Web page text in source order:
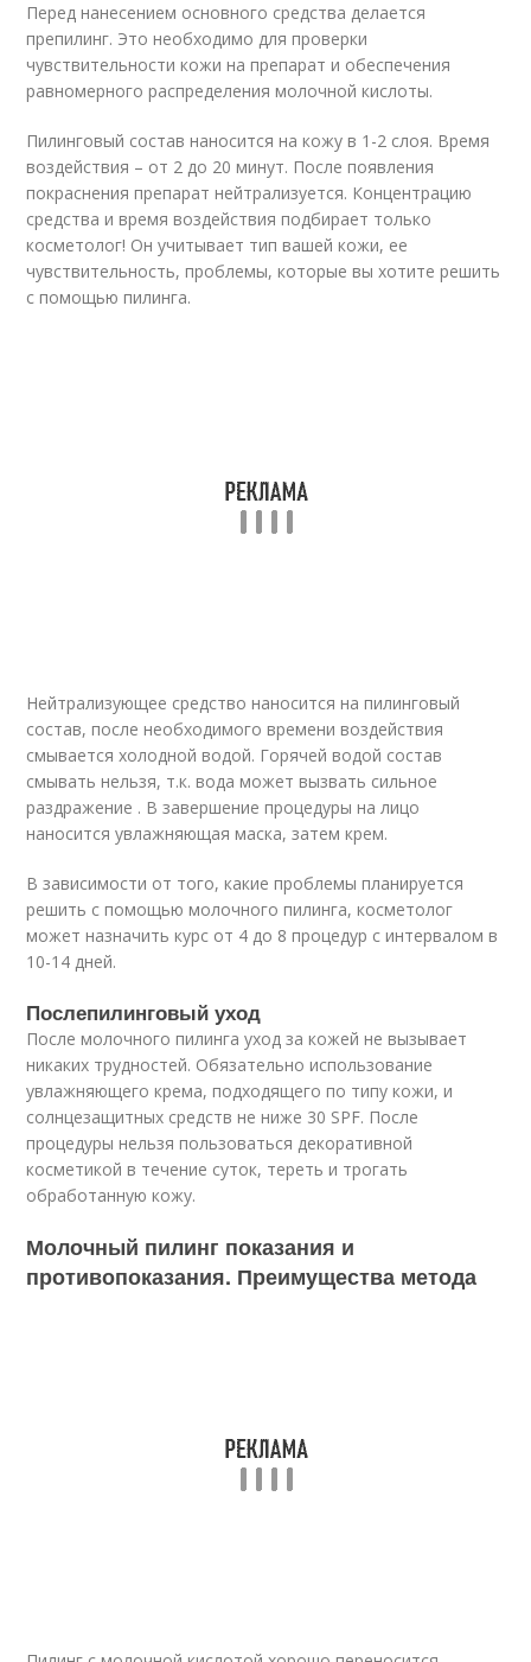
Перед нанесением основного средства делается
препилинг. Это необходимо для проверки
чувствительности кожи на препарат и обеспечения
равномерного распределения молочной кислоты.
Пилинговый состав наносится на кожу в 1-2 слоя. Время
воздействия – от 2 до 20 минут. После появления
покраснения препарат нейтрализуется. Концентрацию
средства и время воздействия подбирает только
косметолог! Он учитывает тип вашей кожи, ее
чувствительность, проблемы, которые вы хотите решить
с помощью пилинга.
Нейтрализующее средство наносится на пилинговый
состав, после необходимого времени воздействия
смывается холодной водой. Горячей водой состав
смывать нельзя, т.к. вода может вызвать сильное
раздражение . В завершение процедуры на лицо
наносится увлажняющая маска, затем крем.
В зависимости от того, какие проблемы планируется
решить с помощью молочного пилинга, косметолог
может назначить курс от 4 до 8 процедур с интервалом в
10-14 дней.
Послепилинговый уход
После молочного пилинга уход за кожей не вызывает
никаких трудностей. Обязательно использование
увлажняющего крема, подходящего по типу кожи, и
солнцезащитных средств не ниже 30 SPF. После
процедуры нельзя пользоваться декоративной
косметикой в течение суток, тереть и трогать
обработанную кожу.
Молочный пилинг показания и
противопоказания. Преимущества метода